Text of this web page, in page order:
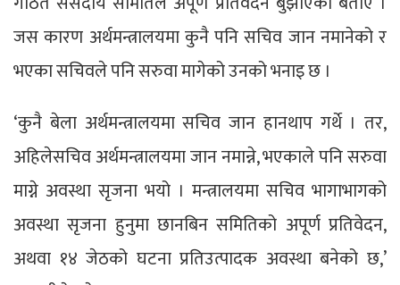
जस कारण अर्थमन्त्रालयमा कुनै पनि सचिव जान नमानेको र
भएका सचिवले पनि सरुवा मागेको उनको भनाइ छ ।
‘कुनै बेला अर्थमन्त्रालयमा सचिव जान हानथाप गर्थे । तर,
अहिलेसचिव अर्थमन्त्रालयमा जान नमान्ने, भएकाले पनि सरुवा
माग्ने अवस्था सृजना भयो । मन्त्रालयमा सचिव भागाभागको
अवस्था सृजना हुनुमा छानबिन समितिको अपूर्ण प्रतिवेदन,
अथवा १४ जेठको घटना प्रतिउत्पादक अवस्था बनेको छ,’